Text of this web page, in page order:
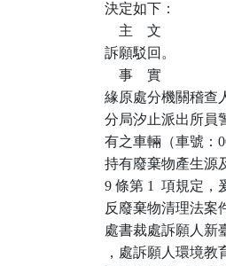
決定如下：
    主    文
訴願駁回。
    事    實
緣原處分機關稽查
分局汐止派出所員
有之車輛（車號：
持有廢棄物產生源
9 條第 1  項規定，
反廢棄物清理法案
處書裁處訴願人新
，處訴願人環境